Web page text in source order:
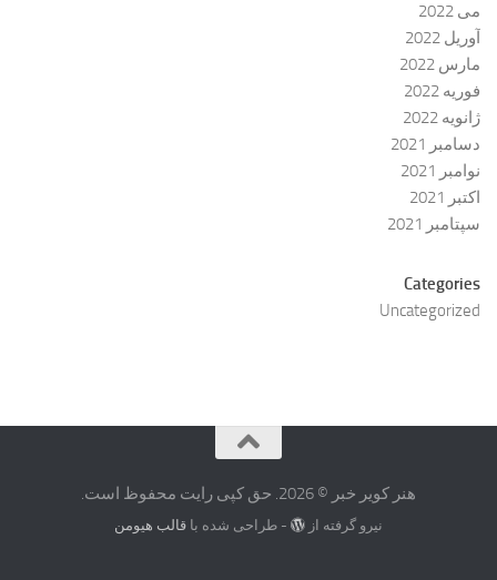
می 2022
آوریل 2022
مارس 2022
فوریه 2022
ژانویه 2022
دسامبر 2021
نوامبر 2021
اکتبر 2021
سپتامبر 2021
Categories
Uncategorized
هنر کویر خبر © 2026. حق کپی رایت محفوظ است.
نیرو گرفته از - طراحی شده باقالب هیومن